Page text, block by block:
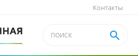
Контакты
